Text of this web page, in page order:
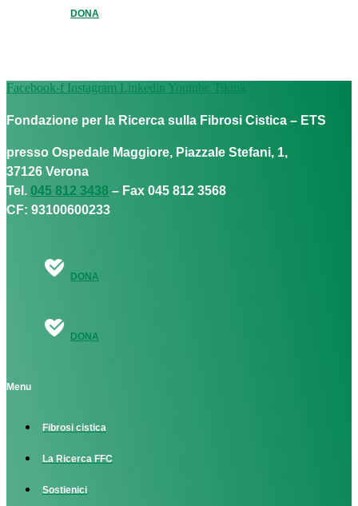
DONA
Facebook-f Instagram Linkedin Youtube Tiktok
Fondazione per la Ricerca sulla Fibrosi Cistica – ETS
presso Ospedale Maggiore, Piazzale Stefani, 1,
37126 Verona
Tel. 045 812 3438 – Fax 045 812 3568
CF: 93100600233
DONA
DONA
Menu
Fibrosi cistica
La Ricerca FFC
Sostienici